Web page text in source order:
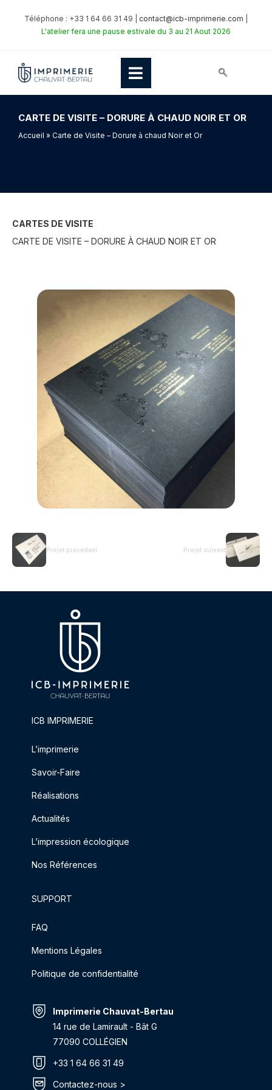
Téléphone : +33 1 64 66 31 49 | contact@icb-imprimerie.com
L'atelier fera une pause estivale du 3 au 21 Aout 2026
CARTE DE VISITE – DORURE À CHAUD NOIR ET OR
Accueil » Carte de Visite – Dorure à chaud Noir et Or
CARTES DE VISITE
CARTE DE VISITE – DORURE À CHAUD NOIR ET OR
Projet précédent Projet suivant
ICB IMPRIMERIE
L’imprimerie
Savoir-Faire
Réalisations
Actualités
L’impression écologique
Nos Références
SUPPORT
FAQ
Mentions Légales
Politique de confidentialité
Imprimerie Chauvat-Bertau
14 rue de Lamirault - Bât G
77090 COLLÉGIEN
+33 1 64 66 31 49
Contactez-nous >